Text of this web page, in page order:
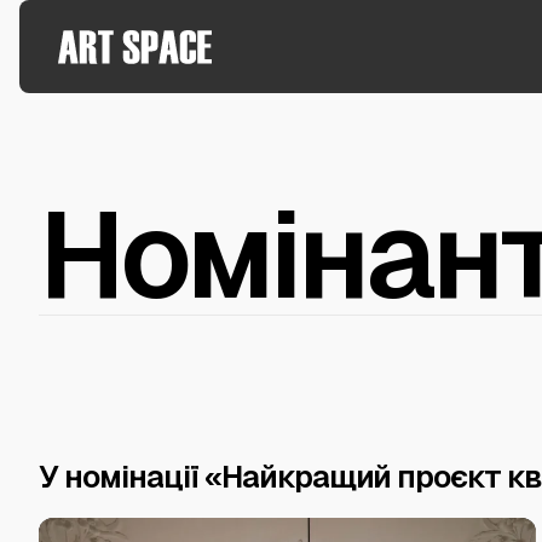
У номінації «Найкращий проєкт